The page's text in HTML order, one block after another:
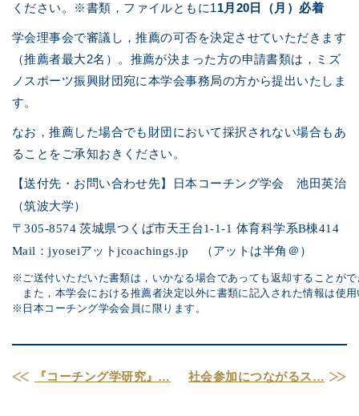
ください。
※書類，ファイルともに11月20日（月）必着
学会理事会で審議し，推薦の可否を決定させていただきます
（推薦者最大2名）。 推薦が決まった方の申請書類は，ミズ
ノスポーツ振興財団宛に本学会事務局の方から提出いたしま
す。
なお，推薦した場合でも財団において採択されない場合もあ
ることをご承知おきください。
【送付先・お問い合わせ先】
日本コーチング学会 池田英治
（筑波大学）
〒305-8574 茨城県つくば市天王台1-1-1 体育科学系B棟414
Mail：jyoseiアットjcoachings.jp （アットは半角＠）
※ご送付いただいた書類は，いかなる場合であっても返却することが
また，本学会における推薦者決定以外に書類に記入された情報は使
※日本コーチング学会会員に限ります。
『コーチング学研究』… 社会参加につながるス…